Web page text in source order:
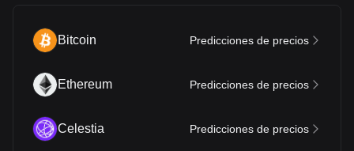
Bitcoin Predicciones de precios
Ethereum Predicciones de precios
Celestia Predicciones de precios